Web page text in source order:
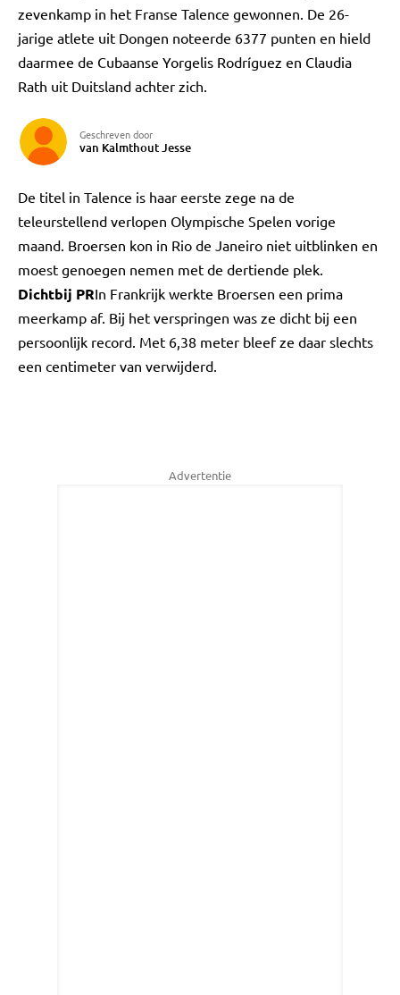
zevenkamp in het Franse Talence gewonnen. De 26-
jarige atlete uit Dongen noteerde 6377 punten en hield
daarmee de Cubaanse Yorgelis Rodríguez en Claudia
Rath uit Duitsland achter zich.
Geschreven door
van Kalmthout Jesse
De titel in Talence is haar eerste zege na de
teleurstellend verlopen Olympische Spelen vorige
maand. Broersen kon in Rio de Janeiro niet uitblinken en
moest genoegen nemen met de dertiende plek.
Dichtbij PRIn Frankrijk werkte Broersen een prima
meerkamp af. Bij het verspringen was ze dicht bij een
persoonlijk record. Met 6,38 meter bleef ze daar slechts
een centimeter van verwijderd.
Advertentie